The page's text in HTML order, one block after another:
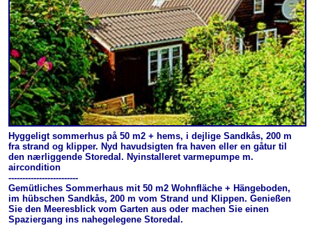
Hyggeligt sommerhus på 50 m2 + hems, i dejlige Sandkås, 200 m
fra strand og klipper. Nyd havudsigten fra haven eller en gåtur til
den nærliggende Storedal. Nyinstalleret varmepumpe m.
aircondition
-------------------------
Gemütliches Sommerhaus mit 50 m2 Wohnfläche + Hängeboden,
im hübschen Sandkås, 200 m vom Strand und Klippen. Genießen
Sie den Meeresblick vom Garten aus oder machen Sie einen
Spaziergang ins nahegelegene Storedal.